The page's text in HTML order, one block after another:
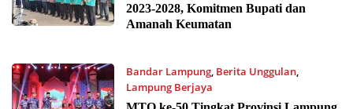
2023-2028, Komitmen Bupati dan
Amanah Keumatan
Bandar Lampung, Berita Unggulan,
Lampung Berjaya
17 Oktober 2023 19:10